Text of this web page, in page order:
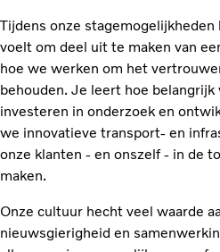
Tijdens onze
voelt om deel uit te maken van
hoe we werken om het
behouden. Je leert hoe
investeren in onderzoek en
we innovatieve transport- en
onze klanten - en onszelf - in de
maken.
Onze cultuur hecht veel waarde
nieuwsgierigheid en